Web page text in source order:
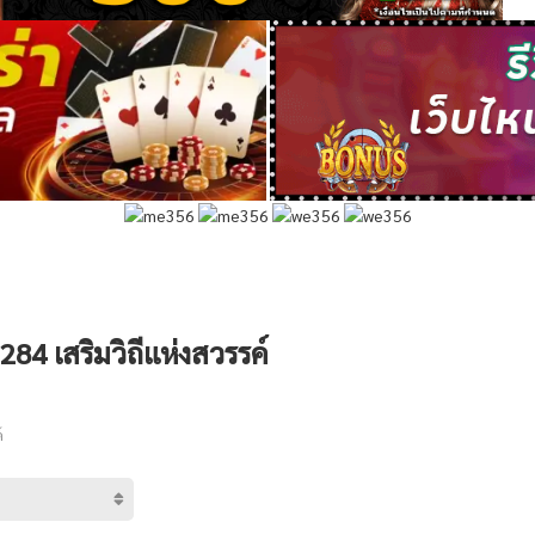
เสริมวิถีแห่งสวรรค์